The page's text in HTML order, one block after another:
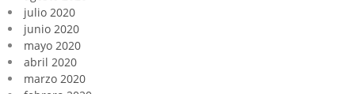
julio 2020
junio 2020
mayo 2020
abril 2020
marzo 2020